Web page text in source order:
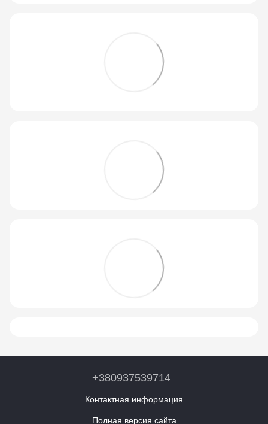
+380937539714
Контактная информация
Полная версия сайта